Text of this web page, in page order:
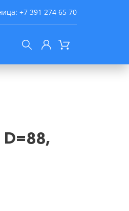
+7 391 274 65 70